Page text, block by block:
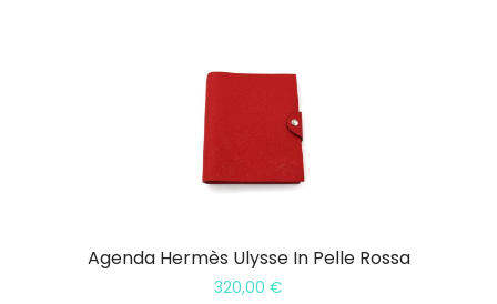
Agenda Hermès Ulysse In Pelle Rossa
320,00 €